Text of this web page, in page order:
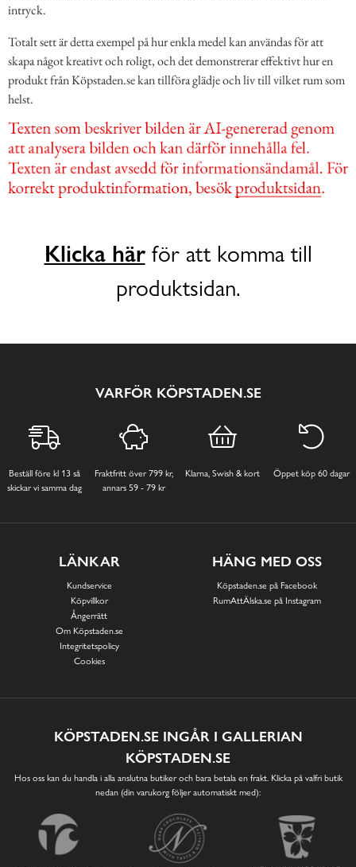
intryck.
Totalt sett är detta exempel på hur enkla medel kan användas för att
skapa något kreativt och roligt, och det demonstrerar effektivt hur en
produkt från Köpstaden.se kan tillföra glädje och liv till vilket rum som
helst.
Klicka härför att komma till
produktsidan.
VARFÖR KÖPSTADEN.SE
Beställ före kl 13 så
skickar vi samma dag
Fraktfritt över 799 kr,
annars 59 - 79 kr
Klarna, Swish & kort Öppet köp 60 dagar
LÄNKAR
Kundservice
Köpvillkor
Ångerrätt
Om Köpstaden.se
Integritetspolicy
Cookies
HÄNG MED OSS
Köpstaden.se på Facebook
RumAttÄlska.se på Instagram
KÖPSTADEN.SE INGÅR I GALLERIAN
KÖPSTADEN.SE
Hos oss kan du handla i alla anslutna butiker och bara betala en frakt. Klicka på valfri butik
nedan (din varukorg följer automatiskt med):